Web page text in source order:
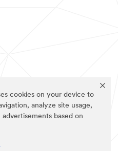
cookies on your device to
analyze site usage,
based on